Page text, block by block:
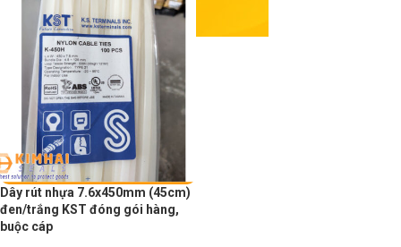
Dây rút nhựa 7.6x450mm (45cm)
đen/trắng KST đóng gói hàng,
buộc cáp